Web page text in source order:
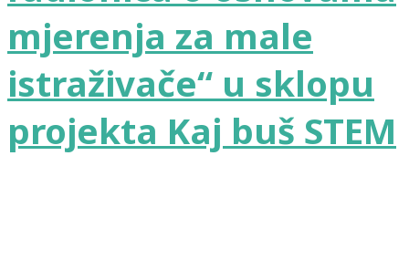
mjerenja za male
istraživače“ u sklopu
projekta Kaj buš STEM